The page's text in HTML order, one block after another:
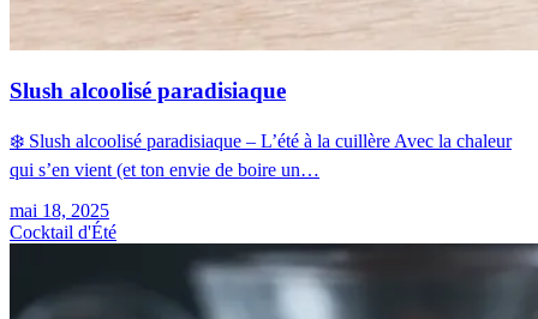
Slush alcoolisé paradisiaque
❄️ Slush alcoolisé paradisiaque – L’été à la cuillère Avec la chaleur
qui s’en vient (et ton envie de boire un…
mai 18, 2025
Cocktail d'Été